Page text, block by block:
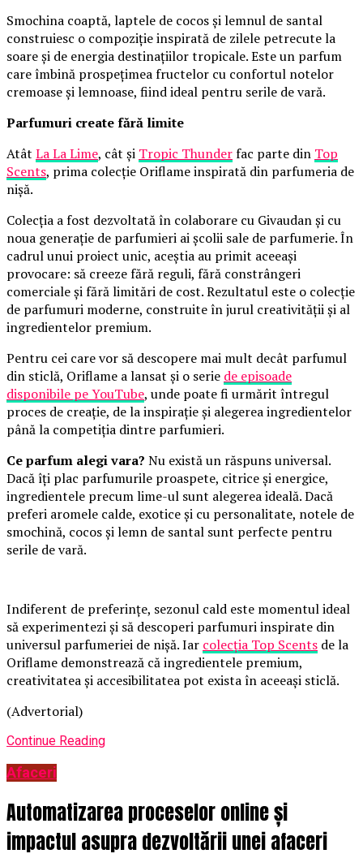
Smochina coaptă, laptele de cocos și lemnul de santal
construiesc o compoziție inspirată de zilele petrecute la
soare și de energia destinațiilor tropicale. Este un parfum
care îmbină prospețimea fructelor cu confortul notelor
cremoase și lemnoase, fiind ideal pentru serile de vară.
Parfumuri create fără limite
Atât La La Lime, cât și Tropic Thunderfac parte din Top
Scents, prima colecție Oriflame inspirată din parfumeria de
nișă.
Colecția a fost dezvoltată în colaborare cu Givaudan și cu
noua generație de parfumieri ai școlii sale de parfumerie. În
cadrul unui proiect unic, aceștia au primit aceeași
provocare: să creeze fără reguli, fără constrângeri
comerciale și fără limitări de cost. Rezultatul este o colecție
de parfumuri moderne, construite în jurul creativității și al
ingredientelor premium.
Pentru cei care vor să descopere mai mult decât parfumul
din sticlă, Oriflame a lansat și o serie de episoade
disponibile pe YouTube, unde poate fi urmărit întregul
proces de creație, de la inspirație și alegerea ingredientelor
până la competiția dintre parfumieri.
Ce parfum alegi vara? Nu există un răspuns universal.
Dacă îți plac parfumurile proaspete, citrice și energice,
ingredientele precum lime-ul sunt alegerea ideală. Dacă
preferi aromele calde, exotice și cu personalitate, notele de
smochină, cocos și lemn de santal sunt perfecte pentru
serile de vară.
Indiferent de preferințe, sezonul cald este momentul ideal
să experimentezi și să descoperi parfumuri inspirate din
universul parfumeriei de nișă. Iar colecția Top Scents de la
Oriflame demonstrează că ingredientele premium,
creativitatea și accesibilitatea pot exista în aceeași sticlă.
(Advertorial)
Continue Reading
Afaceri
Automatizarea proceselor online și
impactul asupra dezvoltării unei afaceri